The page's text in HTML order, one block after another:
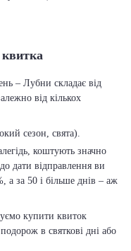
– Лубни складає від
від кількох
сезон, свята).
коштують значно
дати відправлення ви
а за 50 і більше днів – аж
купити квиток
в святкові дні або